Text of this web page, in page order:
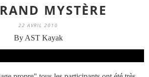
MYSTÈRE
22 AVRIL 2010
By AST Kayak